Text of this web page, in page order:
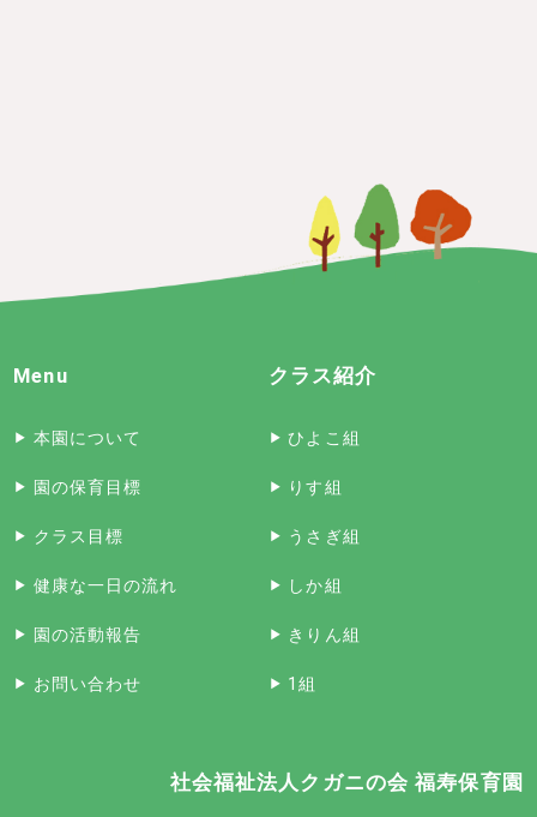
Menu
本園について
園の保育目標
クラス目標
健康な一日の流れ
園の活動報告
お問い合わせ
クラス紹介
ひよこ組
りす組
うさぎ組
しか組
きりん組
1組
社会福祉法人クガニの会 福寿保育園